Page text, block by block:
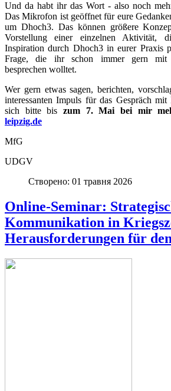
Und da habt ihr das Wort - also noch
Das Mikrofon ist geöffnet für eure
um Dhoch3. Das können größere
Vorstellung einer einzelnen Aktivität,
Inspiration durch Dhoch3 in eurer Praxis
Frage, die ihr schon immer gern mit
besprechen wolltet.
Wer gern etwas sagen, berichten,
interessanten Impuls für das Gespräch
sich bitte bis zum 7. Mai bei mir
leipzig.de
MfG
UDGV
Створено: 01 травня 2026
Online-Seminar:
Kommunikation in
Herausforderungen für